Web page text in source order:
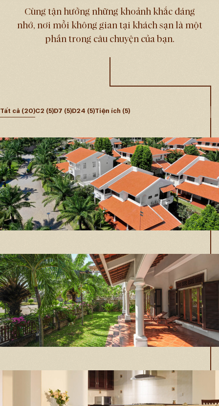
Cùng tận hưởng những khoảnh khắc đáng
nhớ, nơi mỗi không gian tại khách sạn là một
phần trong câu chuyện của bạn.
Tất cả (20)C2 (5)D7 (5)D24 (5)Tiện ích (5)
Toàn cảnh
Sân vườn